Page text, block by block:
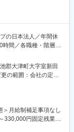
を新たに作成し、今
環境を整え、社員が
広いスキルを身に付
けます◎
業はこの工程で使用
売を事業の柱として
ルニッチトップ企業
80%近くを占めてお
ケットがメインフィ
ーバル人材開発にも
ると、より微細な溝
を通じて、半導体の
いくことが使命と思
の日本法人／年間休
時間／各職種・階層の
）に認証されまし
推奨、有給奨励を行
ンス・トラブル対応
、トラブルの原因解
ます。訪問数は1日あ
郡大津町大字室新田
の範囲：会社の定め
＞月給制補足事項なし
330,000円固定残業手